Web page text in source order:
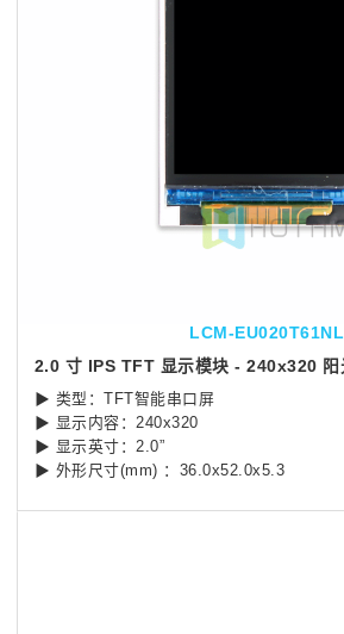
LCM-EU020T61NL
▶ 类型：TFT智能串口屏
▶ 显示内容：240x320
▶ 显示英寸：2.0”
▶ 外形尺寸(mm) ：36.0x52.0x5.3